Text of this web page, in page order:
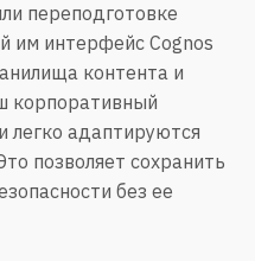
переподготовке
им интерфейс Cognos
контента и
корпоративный
легко адаптируются
позволяет сохранить
без ее